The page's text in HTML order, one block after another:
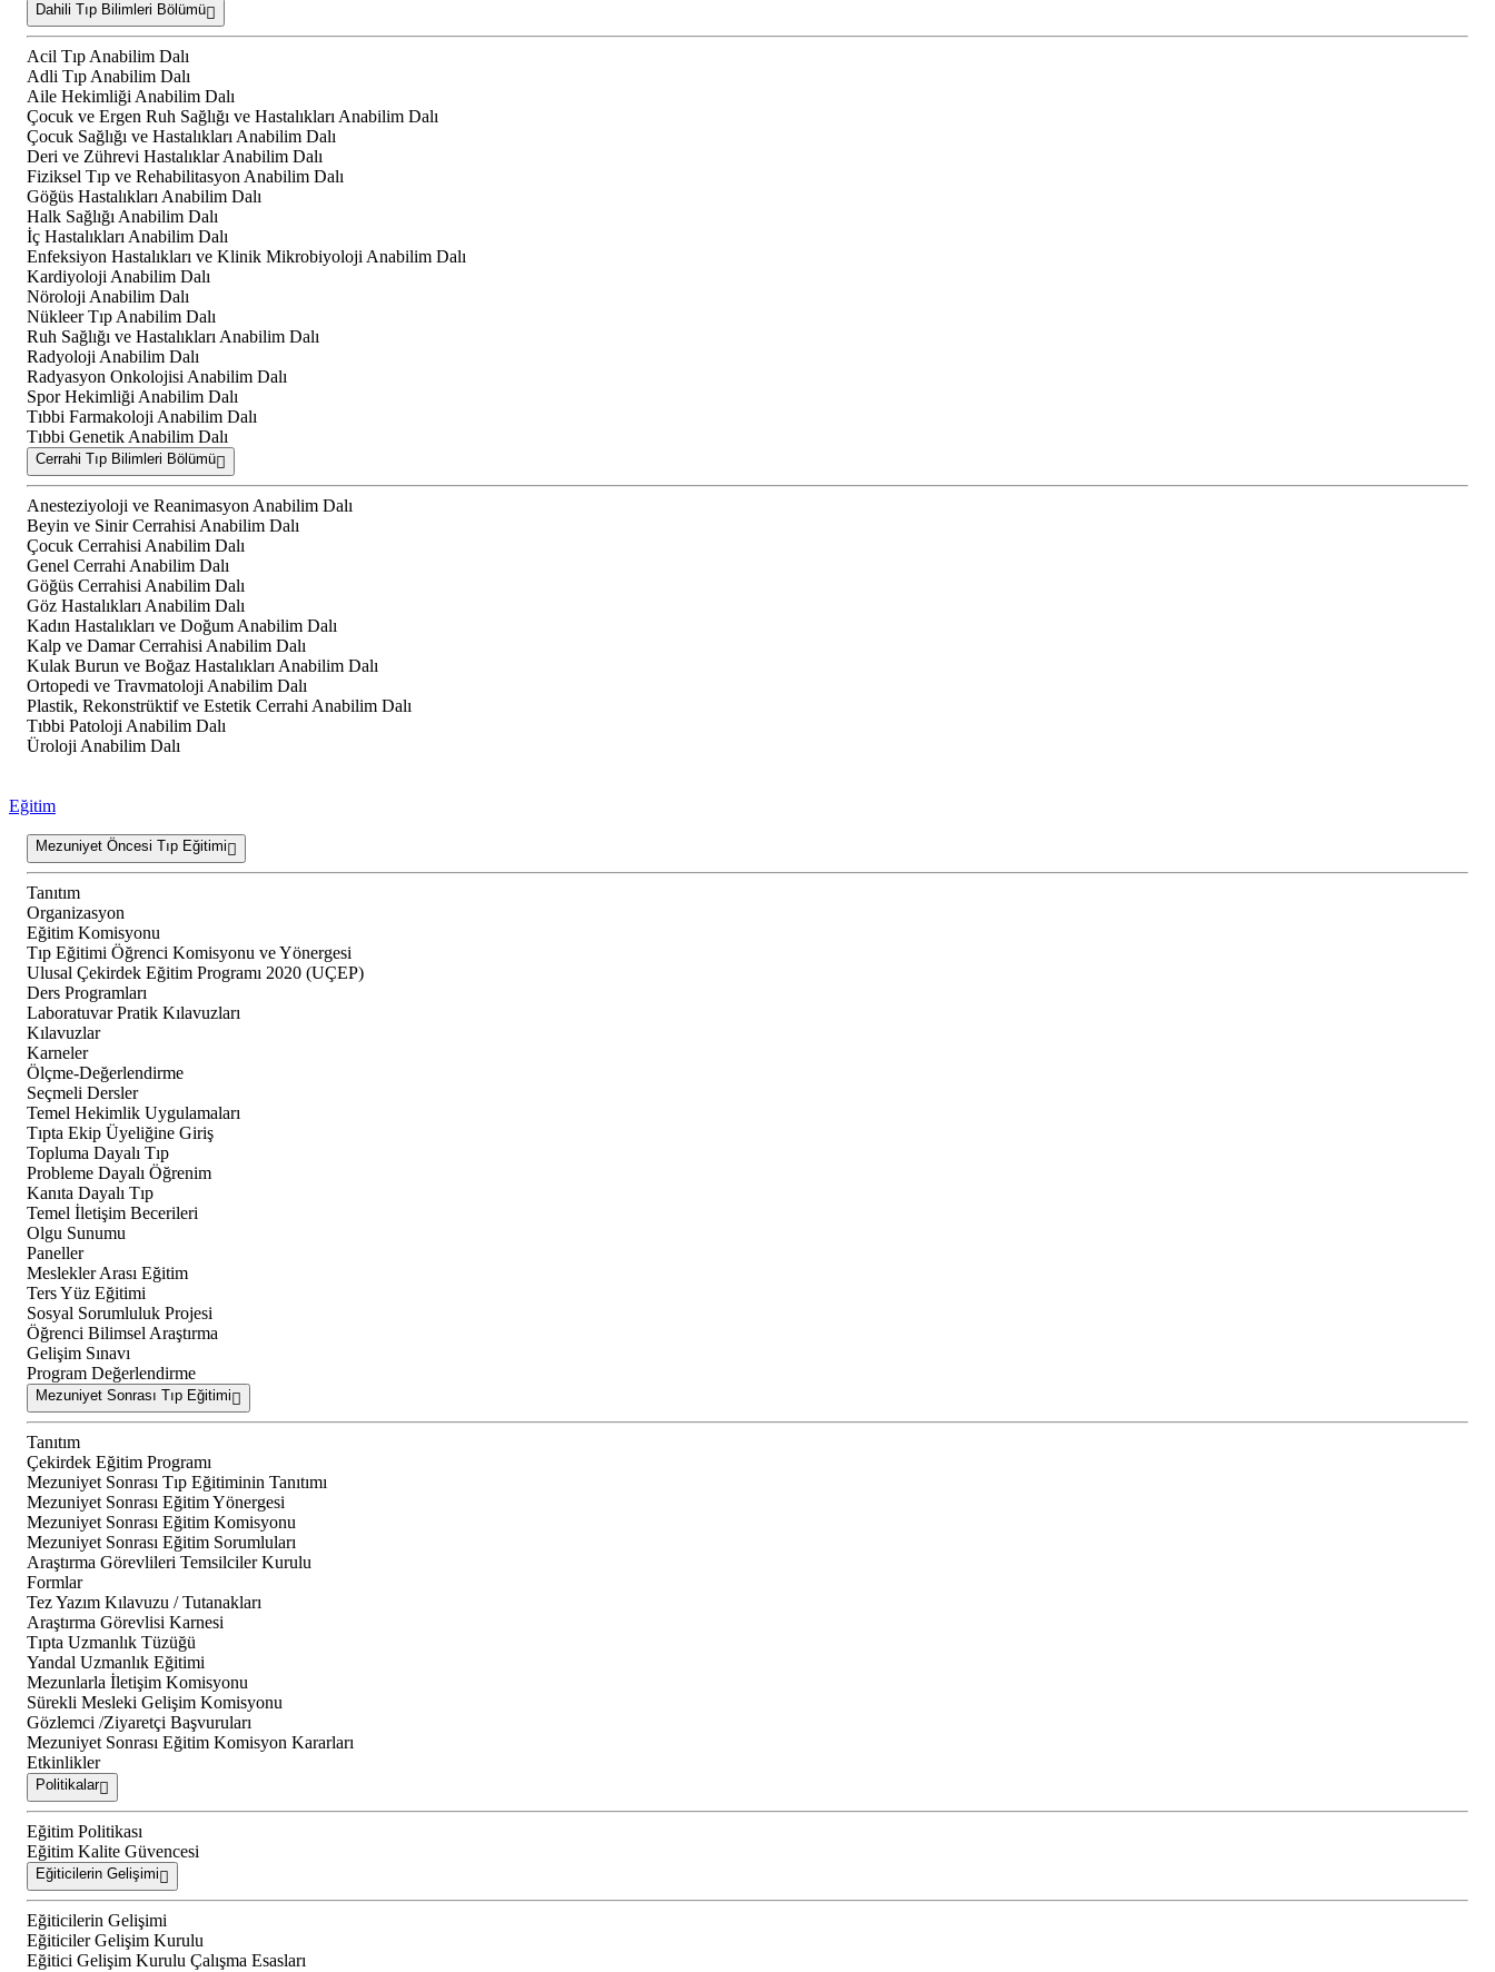
Dahili Tıp Bilimleri Bölümü
Acil Tıp Anabilim Dalı
Adli Tıp Anabilim Dalı
Aile Hekimliği Anabilim Dalı
Çocuk ve Ergen Ruh Sağlığı ve Hastalıkları Anabilim Dalı
Çocuk Sağlığı ve Hastalıkları Anabilim Dalı
Deri ve Zührevi Hastalıklar Anabilim Dalı
Fiziksel Tıp ve Rehabilitasyon Anabilim Dalı
Göğüs Hastalıkları Anabilim Dalı
Halk Sağlığı Anabilim Dalı
İç Hastalıkları Anabilim Dalı
Enfeksiyon Hastalıkları ve Klinik Mikrobiyoloji Anabilim Dalı
Kardiyoloji Anabilim Dalı
Nöroloji Anabilim Dalı
Nükleer Tıp Anabilim Dalı
Ruh Sağlığı ve Hastalıkları Anabilim Dalı
Radyoloji Anabilim Dalı
Radyasyon Onkolojisi Anabilim Dalı
Spor Hekimliği Anabilim Dalı
Tıbbi Farmakoloji Anabilim Dalı
Tıbbi Genetik Anabilim Dalı
Cerrahi Tıp Bilimleri Bölümü
Anesteziyoloji ve Reanimasyon Anabilim Dalı
Beyin ve Sinir Cerrahisi Anabilim Dalı
Çocuk Cerrahisi Anabilim Dalı
Genel Cerrahi Anabilim Dalı
Göğüs Cerrahisi Anabilim Dalı
Göz Hastalıkları Anabilim Dalı
Kadın Hastalıkları ve Doğum Anabilim Dalı
Kalp ve Damar Cerrahisi Anabilim Dalı
Kulak Burun ve Boğaz Hastalıkları Anabilim Dalı
Ortopedi ve Travmatoloji Anabilim Dalı
Plastik, Rekonstrüktif ve Estetik Cerrahi Anabilim Dalı
Tıbbi Patoloji Anabilim Dalı
Üroloji Anabilim Dalı
Eğitim
Mezuniyet Öncesi Tıp Eğitimi
Tanıtım
Organizasyon
Eğitim Komisyonu
Tıp Eğitimi Öğrenci Komisyonu ve Yönergesi
Ulusal Çekirdek Eğitim Programı 2020 (UÇEP)
Ders Programları
Laboratuvar Pratik Kılavuzları
Kılavuzlar
Karneler
Ölçme-Değerlendirme
Seçmeli Dersler
Temel Hekimlik Uygulamaları
Tıpta Ekip Üyeliğine Giriş
Topluma Dayalı Tıp
Probleme Dayalı Öğrenim
Kanıta Dayalı Tıp
Temel İletişim Becerileri
Olgu Sunumu
Paneller
Meslekler Arası Eğitim
Ters Yüz Eğitimi
Sosyal Sorumluluk Projesi
Öğrenci Bilimsel Araştırma
Gelişim Sınavı
Program Değerlendirme
Mezuniyet Sonrası Tıp Eğitimi
Tanıtım
Çekirdek Eğitim Programı
Mezuniyet Sonrası Tıp Eğitiminin Tanıtımı
Mezuniyet Sonrası Eğitim Yönergesi
Mezuniyet Sonrası Eğitim Komisyonu
Mezuniyet Sonrası Eğitim Sorumluları
Araştırma Görevlileri Temsilciler Kurulu
Formlar
Tez Yazım Kılavuzu / Tutanakları
Araştırma Görevlisi Karnesi
Tıpta Uzmanlık Tüzüğü
Yandal Uzmanlık Eğitimi
Mezunlarla İletişim Komisyonu
Sürekli Mesleki Gelişim Komisyonu
Gözlemci /Ziyaretçi Başvuruları
Mezuniyet Sonrası Eğitim Komisyon Kararları
Etkinlikler
Politikalar
Eğitim Politikası
Eğitim Kalite Güvencesi
Eğiticilerin Gelişimi
Eğiticilerin Gelişimi
Eğiticiler Gelişim Kurulu
Eğitici Gelişim Kurulu Çalışma Esasları